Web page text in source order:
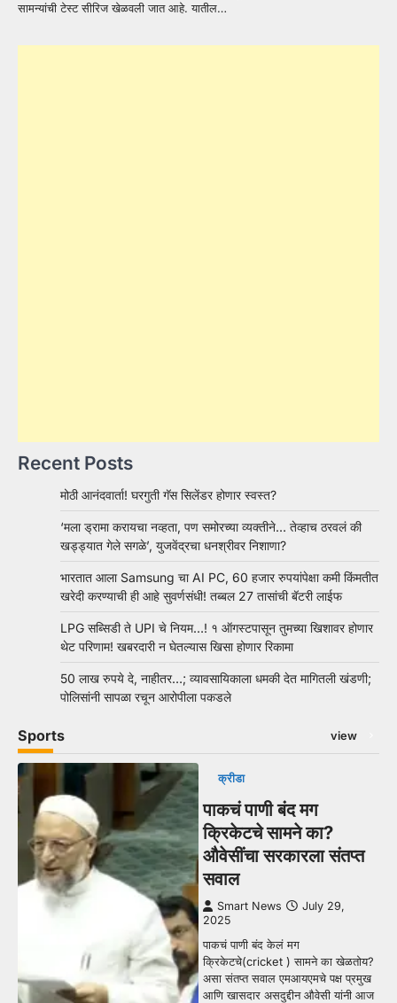
सामन्यांची टेस्ट सीरिज खेळवली जात आहे. यातील…
Recent Posts
मोठी आनंदवार्ता! घरगुती गॅस सिलेंडर होणार स्वस्त?
‘मला ड्रामा करायचा नव्हता, पण समोरच्या व्यक्तीने… तेव्हाच ठरवलं की
खड्ड्यात गेले सगळे’, युजवेंद्रचा धनश्रीवर निशाणा?
भारतात आला Samsung चा AI PC, 60 हजार रुपयांपेक्षा कमी किंमतीत
खरेदी करण्याची ही आहे सुवर्णसंधी! तब्बल 27 तासांची बॅटरी लाईफ
LPG सब्सिडी ते UPI चे नियम…! १ ऑगस्टपासून तुमच्या खिशावर होणार
थेट परिणाम! खबरदारी न घेतल्यास खिसा होणार रिकामा
50 लाख रुपये दे, नाहीतर…; व्यावसायिकाला धमकी देत मागितली खंडणी;
पोलिसांनी सापळा रचून आरोपीला पकडले
Sports view
क्रीडा
पाकचं पाणी बंद मग
क्रिकेटचे सामने का?
औवेसींचा सरकारला संतप्त
सवाल
Smart News
July 29,
2025
पाकचं पाणी बंद केलं मग
क्रिकेटचे(cricket ) सामने का खेळतोय?
असा संतप्त सवाल एमआयएमचे पक्ष प्रमुख
आणि खासदार असदुद्दीन औवेसी यांनी आज